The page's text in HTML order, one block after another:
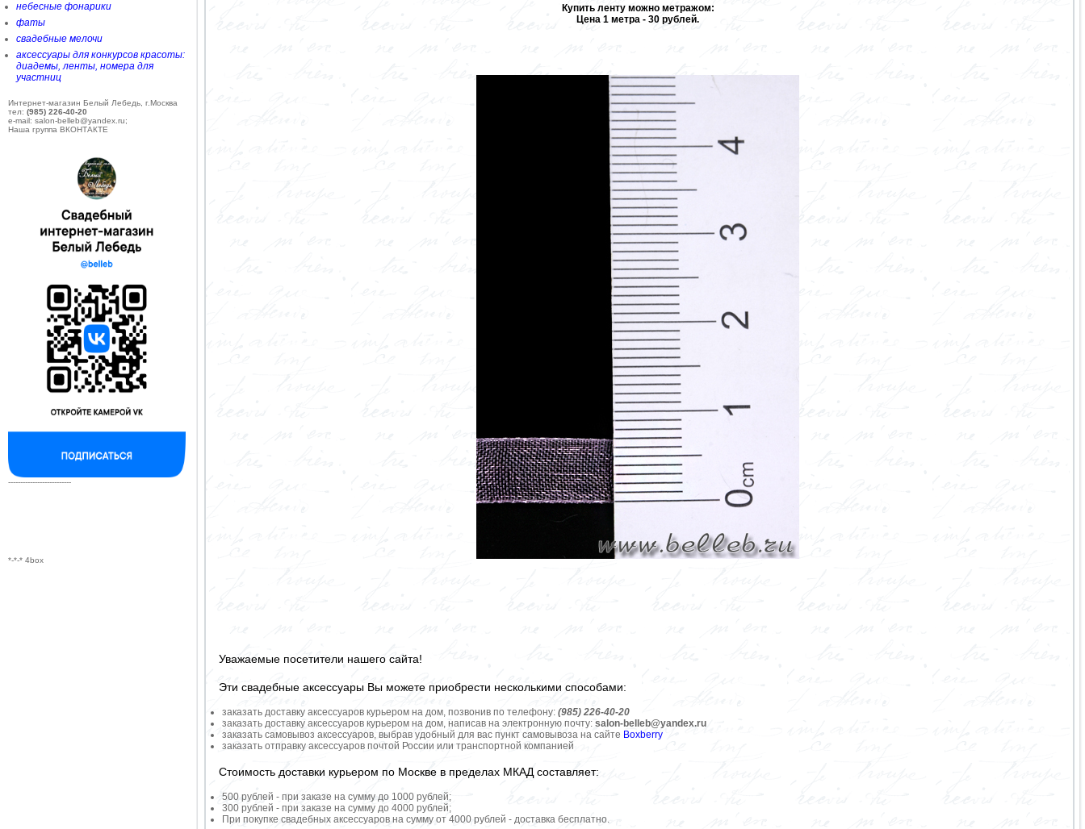
небесные фонарики
фаты
свадебные мелочи
аксессуары для конкурсов красоты:
диадемы, ленты, номера для
участниц
Интернет-магазин Белый Лебедь, г.Москва
тел: (985) 226-40-20
e-mail: salon-belleb@yandex.ru;
Наша группа ВКОНТАКТЕ
--------------------------
*-*-* 4box
Купить ленту можно метражом:
Цена 1 метра - 30 рублей.
Уважаемые посетители нашего сайта!
Эти свадебные аксессуары Вы можете приобрести несколькими способами:
заказать доставку аксессуаров курьером на дом, позвонив по телефону: (985) 226-40-20
заказать доставку аксессуаров курьером на дом, написав на электронную почту: salon-belleb@yandex.ru
заказать самовывоз аксессуаров, выбрав удобный для вас пункт самовывоза на сайте Boxberry
заказать отправку аксессуаров почтой России или транспортной компанией
Стоимость доставки курьером по Москве в пределах МКАД составляет:
500 рублей - при заказе на сумму до 1000 рублей;
300 рублей - при заказе на сумму до 4000 рублей;
При покупке свадебных аксессуаров на сумму от 4000 рублей - доставка бесплатно.